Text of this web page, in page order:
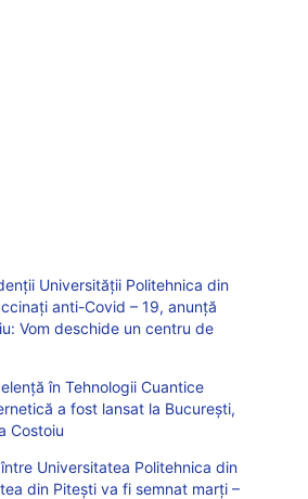
Universității Politehnica din
anti-Covid – 19, anunță
Vom deschide un centru de
în Tehnologii Cuantice
a fost lansat la București,
Costoiu
Universitatea Politehnica din
din Pitești va fi semnat marți –